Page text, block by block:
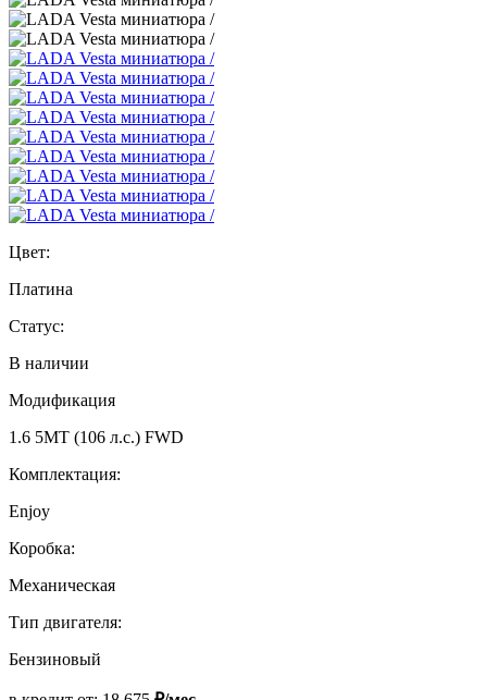
Цвет:
Платина
Статус:
В наличии
Модификация
1.6 5MT (106 л.с.) FWD
Комплектация:
Enjoy
Коробка:
Механическая
Тип двигателя:
Бензиновый